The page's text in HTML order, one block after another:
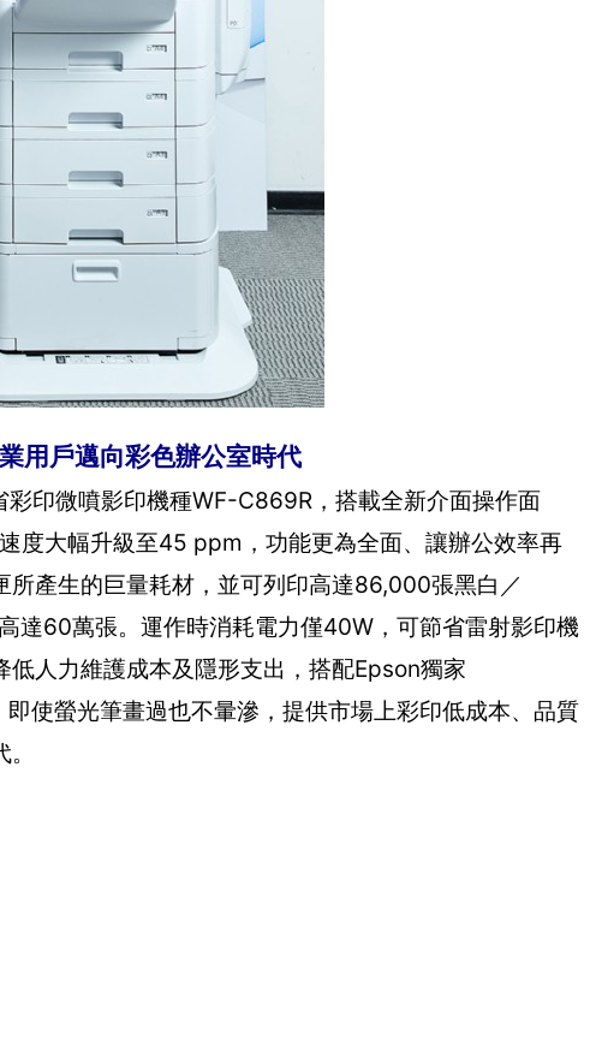
用戶邁向彩色辦公室時代
印微噴影印機種WF-C869R，搭載全新介面操作面
度大幅升級至45 ppm，功能更為全面、讓辦公效率再
產生的巨量耗材，並可列印高達86,000張黑白／
達60萬張。運作時消耗電力僅40W，可節省雷射影印機
人力維護成本及隱形支出，搭配Epson獨家
使螢光筆畫過也不暈滲，提供市場上彩印低成本、品質